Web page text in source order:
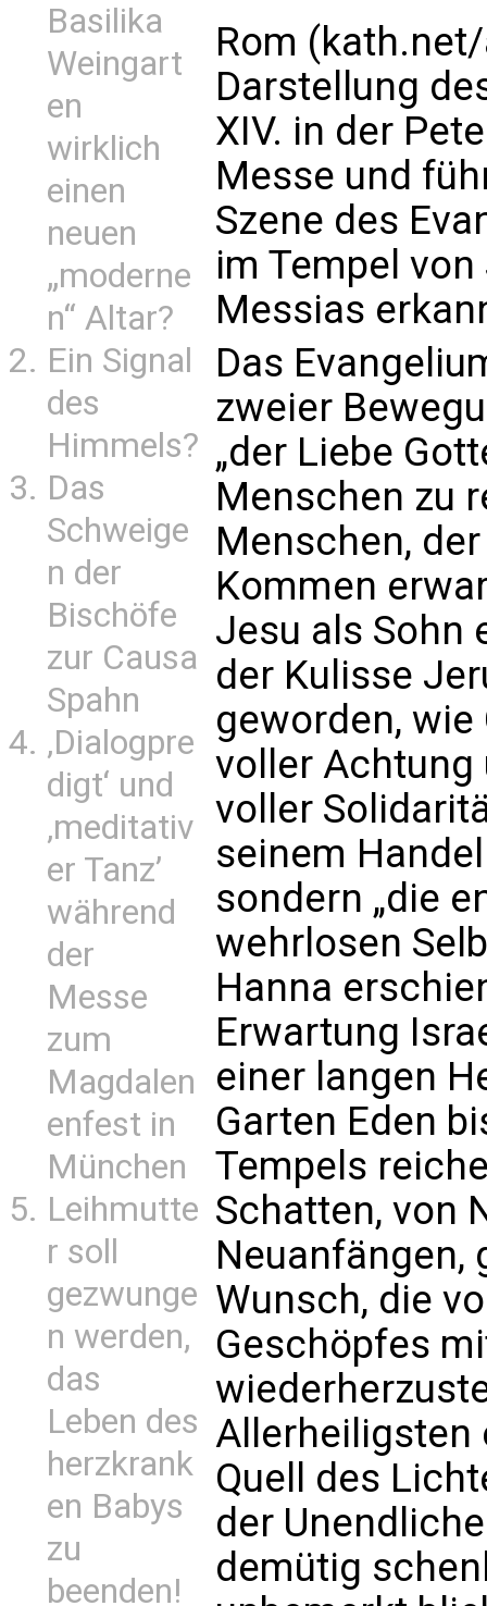
Basilika
Weingart
en
wirklich
einen
neuen
„moderne
n“ Altar?
Ein Signal
des
Himmels?
Das
Schweige
n der
Bischöfe
zur Causa
Spahn
‚Dialogpre
digt‘ und
‚meditativ
er Tanz’
während
der
Messe
zum
Magdalen
enfest in
München
Leihmutte
r soll
gezwunge
n werden,
das
Leben des
herzkrank
en Babys
zu
beenden!
Rom
Darstellung
XIV. in der
Messe und
Szene des
im Tempel
Messias
Das
zweier
„der Liebe
Menschen zu
Menschen,
Kommen
Jesu als Sohn
der Kulisse
geworden,
voller Achtung
voller
seinem
sondern „die
wehrlosen
Hanna
Erwartung
einer langen
Garten Eden
Tempels
Schatten, von
Neuanfängen,
Wunsch, die
Geschöpfes
Allerheiligsten
Quell des
der
demütig